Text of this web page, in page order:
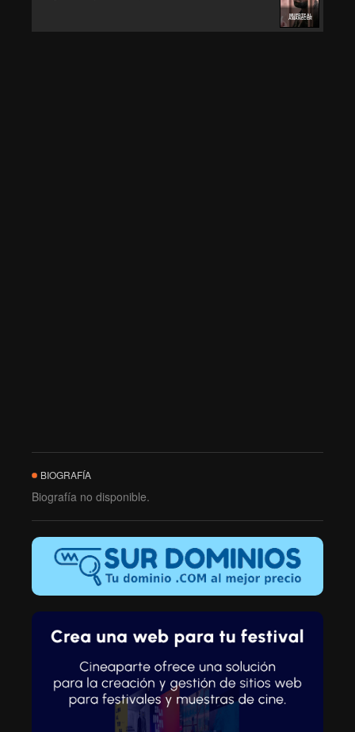
MUERTE AL
AMANECER
BIOGRAFÍA
Biografía no disponible.